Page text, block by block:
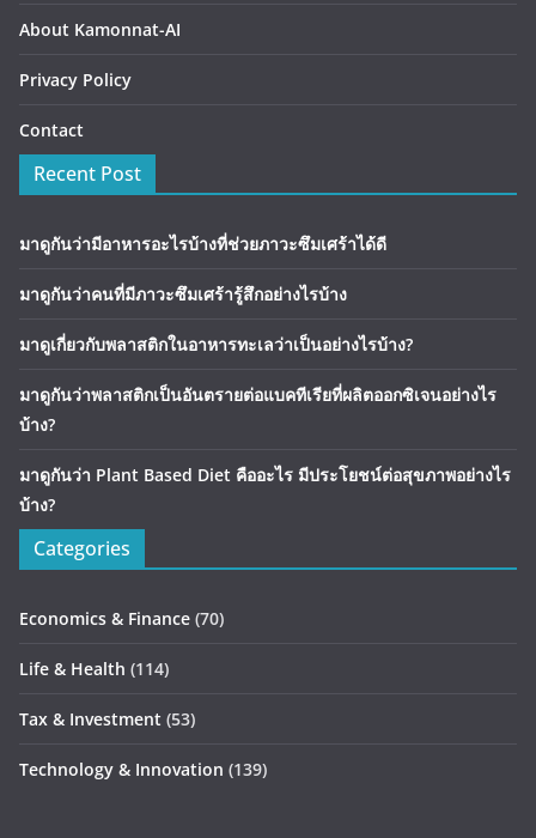
About Kamonnat-AI
Privacy Policy
Contact
Recent Post
มาดูกันว่ามีอาหารอะไรบ้างที่ช่วยภาวะซึมเศร้าได้ดี
มาดูกันว่าคนที่มีภาวะซึมเศร้ารู้สึกอย่างไรบ้าง
มาดูเกี่ยวกับพลาสติกในอาหารทะเลว่าเป็นอย่างไรบ้าง?
มาดูกันว่าพลาสติกเป็นอันตรายต่อแบคทีเรียที่ผลิตออกซิเจนอย่างไร
บ้าง?
มาดูกันว่า Plant Based Diet คืออะไร มีประโยชน์ต่อสุขภาพอย่างไร
บ้าง?
Categories
Economics & Finance (70)
Life & Health (114)
Tax & Investment (53)
Technology & Innovation (139)